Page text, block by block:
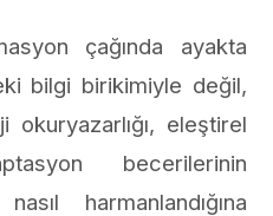
çağında ayakta
bilgi birikimiyle değil,
okuryazarlığı, eleştirel
becerilerinin
harmanlandığına